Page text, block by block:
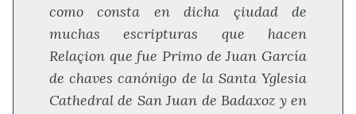
como consta en dicha çiudad de
muchas escripturas que hacen
Relaçion que fue Primo de Juan García
de chaves canónigo de la Santa Yglesia
Cathedral de San Juan de Badaxoz y en